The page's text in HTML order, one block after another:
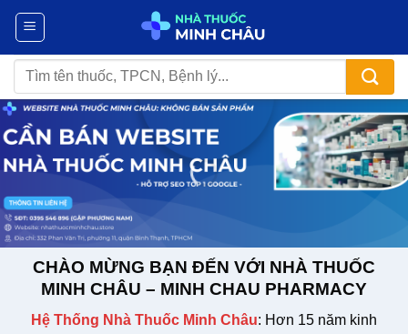
Chuyển
nội
dung
Tìm
kiếm:
CHÀO MỪNG BẠN ĐẾN VỚI NHÀ THUỐC
MINH CHÂU – MINH CHAU PHARMACY
Hệ Thống Nhà Thuốc Minh Châu: Hơn 15 năm kinh